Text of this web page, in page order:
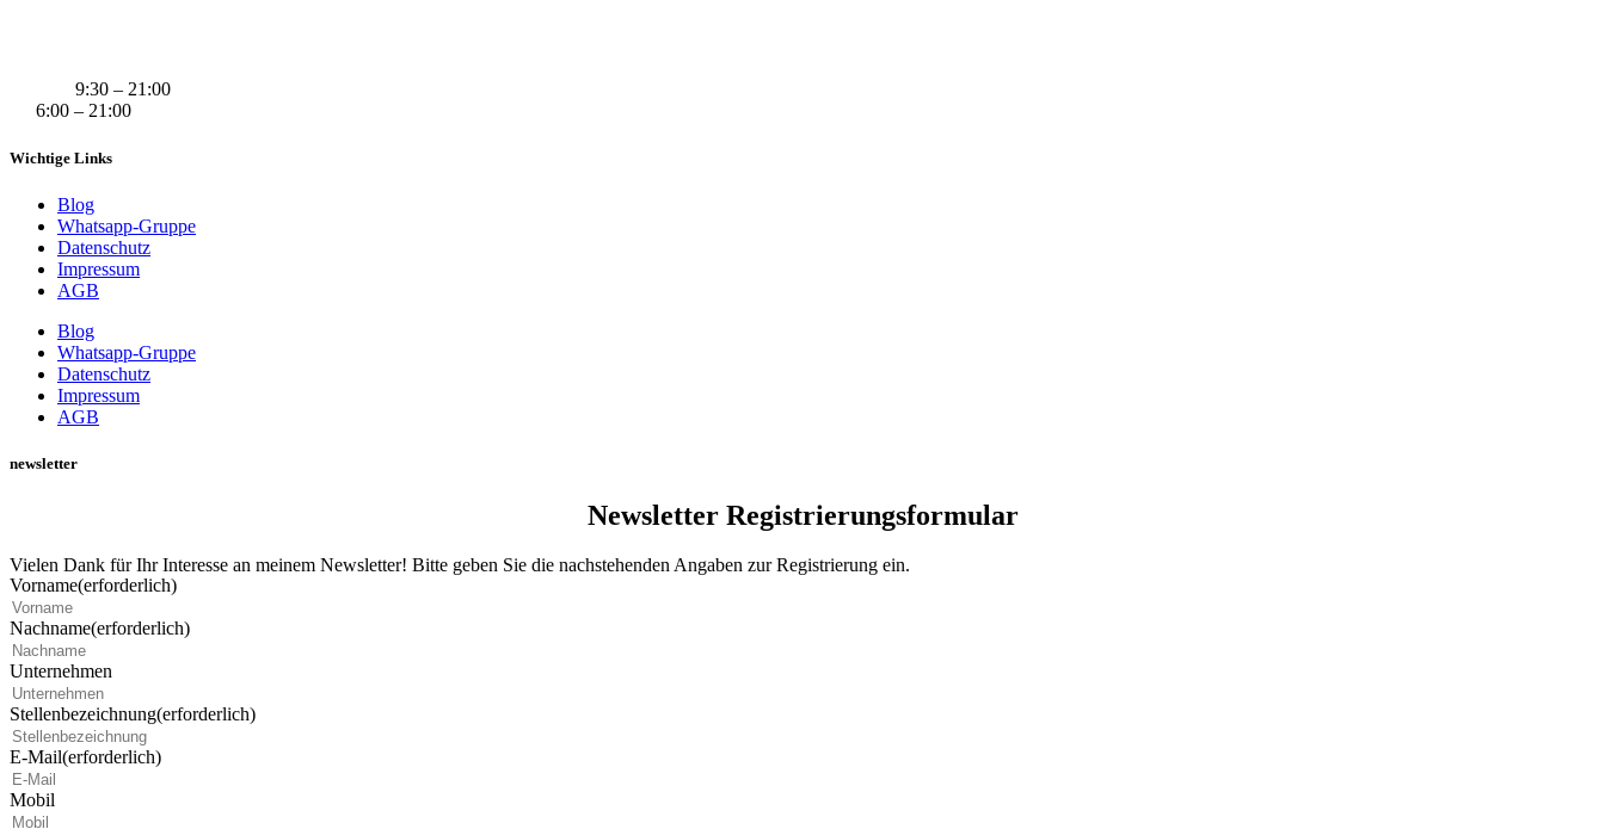
9:30 – 21:00
6:00 – 21:00
Wichtige Links
Blog
Whatsapp-Gruppe
Datenschutz
Impressum
AGB
Blog
Whatsapp-Gruppe
Datenschutz
Impressum
AGB
newsletter
Newsletter Registrierungsformular
Vielen Dank für Ihr Interesse an meinem Newsletter! Bitte geben Sie die nachstehenden Angaben zur Registrierung ein.
Vorname(erforderlich)
Nachname(erforderlich)
Unternehmen
Stellenbezeichnung(erforderlich)
E-Mail(erforderlich)
Mobil